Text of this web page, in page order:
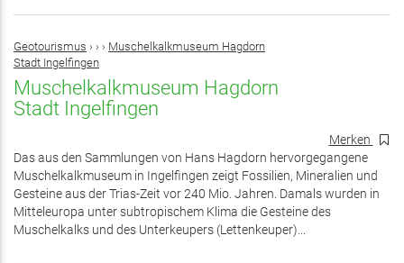
Geotourismus › › › Muschelkalkmuseum Hagdorn
Stadt Ingelfingen
Muschelkalkmuseum Hagdorn
Stadt Ingelfingen
Merken
Das aus den Sammlungen von Hans Hagdorn hervorgegangene
Muschelkalkmuseum in Ingelfingen zeigt Fossilien, Mineralien und
Gesteine aus der Trias-Zeit vor 240 Mio. Jahren. Damals wurden in
Mitteleuropa unter subtropischem Klima die Gesteine des
Muschelkalks und des Unterkeupers (Lettenkeuper)...